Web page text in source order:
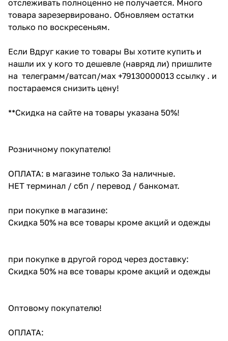
отслеживать полноценно не получается. Много
товара зарезервировано. Обновляем остатки
только по воскресеньям.
Если Вдруг какие то товары Вы хотите купить и
нашли их у кого то дешевле (навряд ли) пришлите
на телеграмм/ватсап/мах +79130000013 ссылку . и
постараемся снизить цену!
**Скидка на сайте на товары указана 50%!
Розничному покупателю!
ОПЛАТА: в магазине только За наличные.
НЕТ терминал / сбп / перевод / банкомат.
при покупке в магазине:
Скидка 50% на все товары кроме акций и одежды
при покупке в другой город через доставку:
Скидка 50% на все товары кроме акций и одежды
Оптовому покупателю!
ОПЛАТА: